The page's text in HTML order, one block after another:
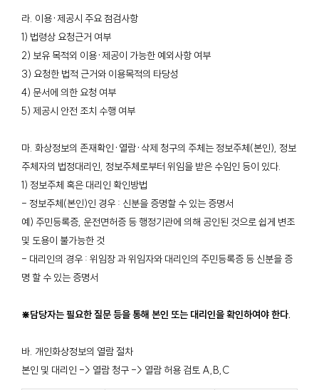
라. 이용·제공시 주요 점검사항
1) 법령상 요청근거 여부
2) 보유 목적외 이용·제공이 가능한 예외사항 여부
3) 요청한 법적 근거와 이용목적의 타당성
4) 문서에 의한 요청 여부
5) 제공시 안전 조치 수행 여부
마. 화상정보의 존재확인·열람·삭제 청구의 주체는 정보주체(본인), 정보
주체자의 법정대리인, 정보주체로부터 위임을 받은 수임인 등이 있다.
1) 정보주체 혹은 대리인 확인방법
- 정보주체(본인)인 경우 : 신분을 증명할 수 있는 증명서
예) 주민등록증, 운전면허증 등 행정기관에 의해 공인된 것으로 쉽게 변조
및 도용이 불가능한 것
- 대리인의 경우 : 위임장 과 위임자와 대리인의 주민등록증 등 신분을 증
명 할 수 있는 증명서
⋇담당자는 필요한 질문 등을 통해 본인 또는 대리인을 확인하여야 한다.
바. 개인화상정보의 열람 절차
본인 및 대리인 -> 열람 청구 -> 열람 허용 검토 A,B,C